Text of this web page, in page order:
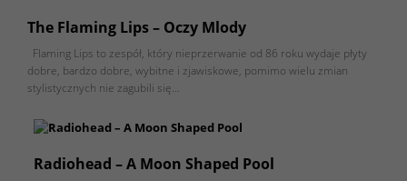
The Flaming Lips – Oczy Mlody
Flaming Lips to zespół, który nieprzerwanie od 86 roku wydaje płyty
dobre, bardzo dobre, wybitne i zjawiskowe, pomimo wielu zmian
stylistycznych nie zagubili się…
Radiohead – A Moon Shaped Pool